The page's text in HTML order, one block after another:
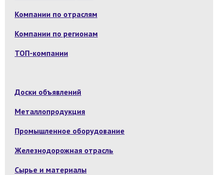
Компании по отраслям
Компании по регионам
ТОП-компании
Доски объявлений
Металлопродукция
Промышленное оборудование
Железнодорожная отрасль
Сырье и материалы